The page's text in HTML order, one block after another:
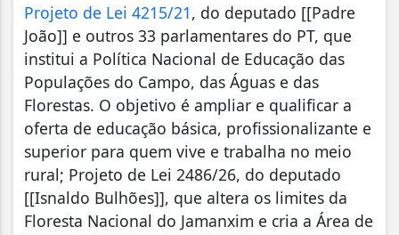
Projeto de Lei 4215/21, do deputado [[Padre
João]] e outros 33 parlamentares do PT, que
institui a Política Nacional de Educação das
Populações do Campo, das Águas e das
Florestas. O objetivo é ampliar e qualificar a
oferta de educação básica, profissionalizante e
superior para quem vive e trabalha no meio
rural; Projeto de Lei 2486/26, do deputado
[[Isnaldo Bulhões]], que altera os limites da
Floresta Nacional do Jamanxim e cria a Área de